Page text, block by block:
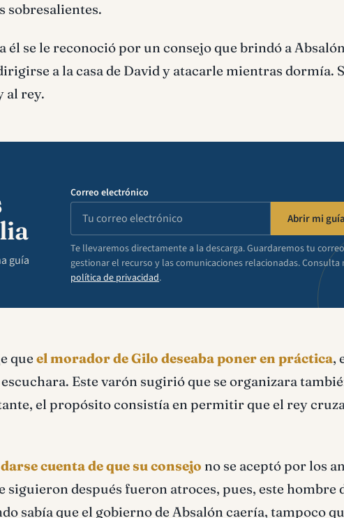
sobresalientes.
él se le reconoció por un consejo que brindó a
a la casa de David y atacarle mientras dormía.
al rey.
guía
Correo electrónico
Abrir mi
Te llevaremos directamente a la descarga. Guardaremos tu
gestionar el recurso y las comunicaciones relacionadas. Consulta
política de privacidad.
que el morador de Gilo deseaba poner en práctica,
Este varón sugirió que se organizara
el propósito consistía en permitir que el rey
cuenta de que su consejo no se aceptó por los
siguieron después fueron atroces, pues, este hombre
sabía que el gobierno de Absalón caería, tampoco